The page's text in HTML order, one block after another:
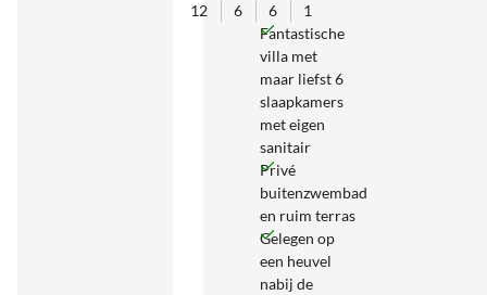
12
6 6
1
Fantastische
villa met
maar liefst 6
slaapkamers
met eigen
sanitair
Privé
buitenzwembad
en ruim terras
Gelegen op
een heuvel
nabij de